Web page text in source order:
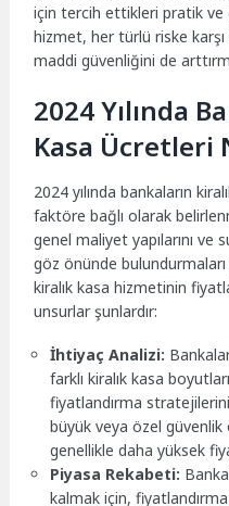
için tercih ettikleri pratik ve
hizmet, her türlü riske karşı
maddi güvenliğini de
2024 Yılında
Kasa Ücretleri
2024 yılında bankaların
faktöre bağlı olarak
genel maliyet yapılarını ve
göz önünde
kiralık kasa hizmetinin
unsurlar şunlardır:
İhtiyaç Analizi:
farklı kiralık kasa
fiyatlandırma
büyük veya özel güvenlik
genellikle daha yüksek
Piyasa Rekabeti:
kalmak için,